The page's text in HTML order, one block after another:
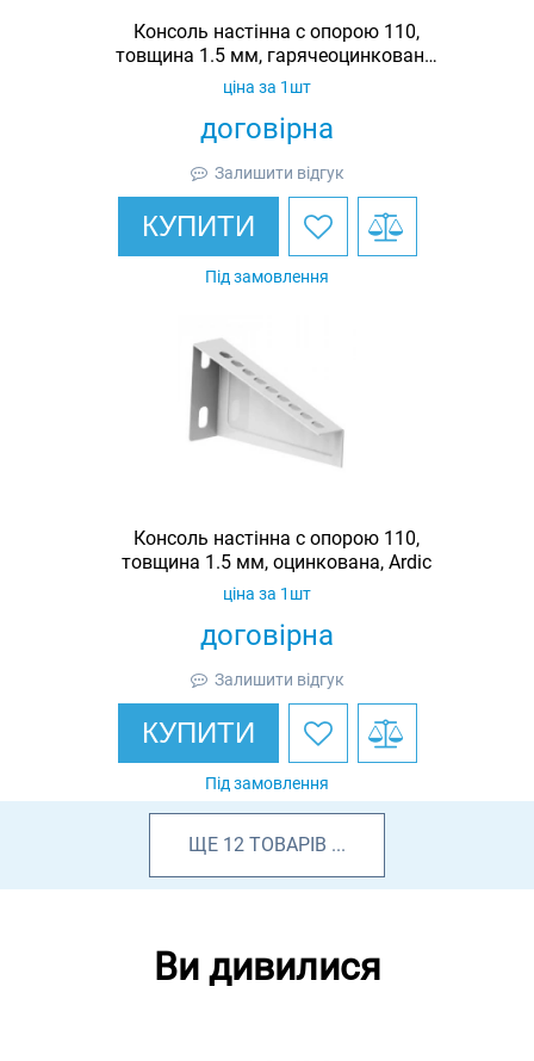
Консоль настінна c опорою 110,
товщина 1.5 мм, гарячеоцинкована,
Ardic
договірна
ціна за 1шт
Залишити відгук
КУПИТИ
Під замовлення
Консоль настінна c опорою 110,
товщина 1.5 мм, оцинкована, Ardic
договірна
ціна за 1шт
Залишити відгук
КУПИТИ
Під замовлення
ЩЕ 12 ТОВАРІВ ...
Ви дивилися